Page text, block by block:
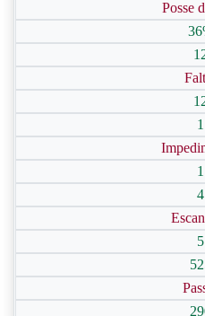
Posse
1
1
4
5